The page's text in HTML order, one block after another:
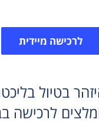
לרכישה מיידית
בטיול
לרכישה